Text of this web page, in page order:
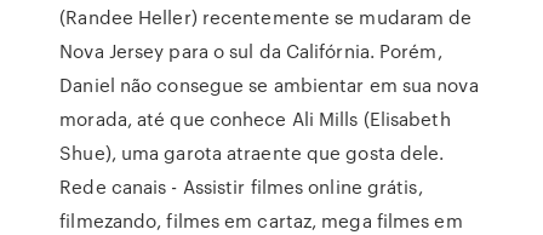
(Randee Heller) recentemente se mudaram de
Nova Jersey para o sul da Califórnia. Porém,
Daniel não consegue se ambientar em sua nova
morada, até que conhece Ali Mills (Elisabeth
Shue), uma garota atraente que gosta dele.
Rede canais - Assistir filmes online grátis,
filmezando, filmes em cartaz, mega filmes em